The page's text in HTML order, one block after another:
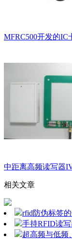
MFRC500开发的IC
中距离高频读写器
相关文章
rfid防伪标签
手持RFID读
超高频与低频